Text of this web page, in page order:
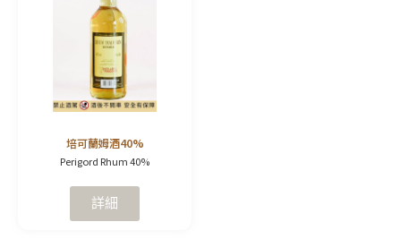
培可蘭姆酒40%
Perigord Rhum 40%
詳細